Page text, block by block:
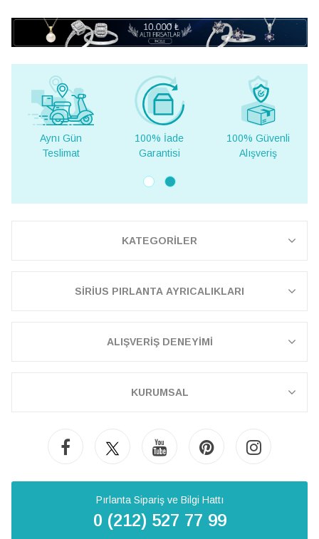
Aynı Gün
Teslimat
100% İade
Garantisi
100% Güvenli
Alışveriş
KATEGORİLER
SİRİUS PIRLANTA AYRICALIKLARI
ALIŞVERİŞ DENEYİMİ
KURUMSAL
Pırlanta Sipariş ve Bilgi Hattı
0 (212) 527 77 99